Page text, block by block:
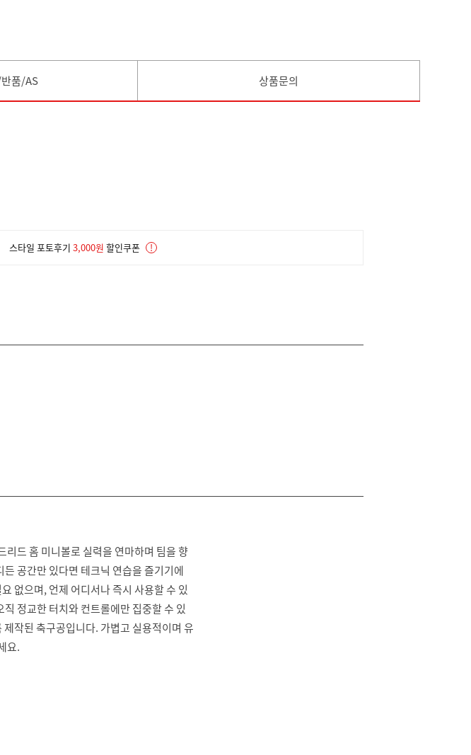
품/AS 상품문의
스타일 포토후기 3,000원 할인쿠폰 !
드 홈 미니볼로 실력을 연마하며 팀을 향
공간만 있다면 테크닉 연습을 즐기기에
없으며, 언제 어디서나 즉시 사용할 수 있
정교한 터치와 컨트롤에만 집중할 수 있
작된 축구공입니다. 가볍고 실용적이며 유
요.